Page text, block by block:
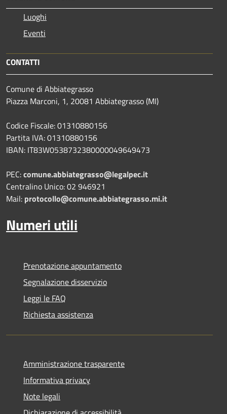
Luoghi
Eventi
CONTATTI
Comune di Abbiategrasso
Piazza Marconi, 1, 20081 Abbiategrasso (MI)
Codice Fiscale: 01310880156
Partita IVA: 01310880156
IBAN: IT83W0538732380000049649473
PEC:comune.abbiategrasso@legalpec.it
Centralino Unico: 02 946921
Mail: protocollo@comune.abbiategrasso.mi.it
Numeri utili
Prenotazione appuntamento
Segnalazione disservizio
Leggi le FAQ
Richiesta assistenza
Amministrazione trasparente
Informativa privacy
Note legali